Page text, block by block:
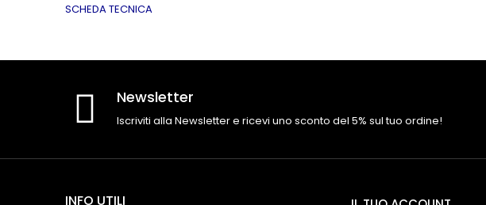
SCHEDA TECNICA
Newsletter
Iscriviti alla Newsletter e ricevi uno sconto del 5% sul tuo ordine!
INFO UTILI